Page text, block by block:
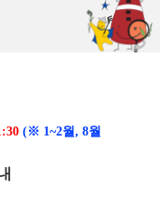
(※ 1~2월, 8월